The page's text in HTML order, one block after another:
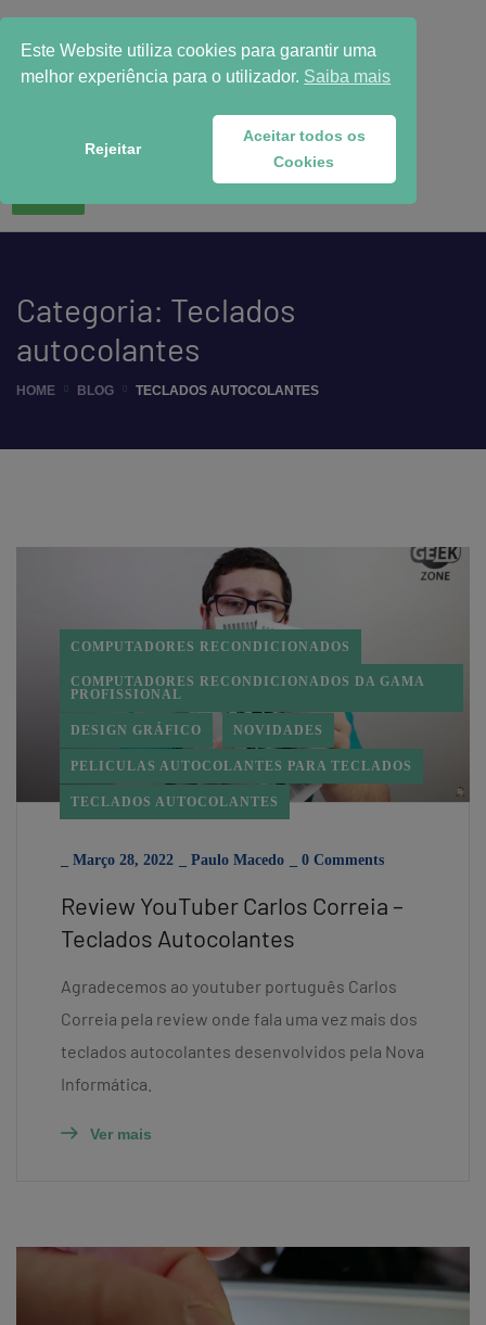
Categoria: Teclados
autocolantes
HOME BLOG TECLADOS AUTOCOLANTES
COMPUTADORES RECONDICIONADOS
COMPUTADORES RECONDICIONADOS DA GAMA
PROFISSIONAL
DESIGN GRÁFICO NOVIDADES
PELICULAS AUTOCOLANTES PARA TECLADOS
TECLADOS AUTOCOLANTES
Março 28, 2022 Paulo Macedo 0 Comments
Review YouTuber Carlos Correia –
Teclados Autocolantes
Agradecemos ao youtuber português Carlos
Correia pela review onde fala uma vez mais dos
teclados autocolantes desenvolvidos pela Nova
Informática.
Ver mais
Este Website utiliza cookies para garantir uma
melhor experiência para o utilizador. Saiba mais
Rejeitar
Aceitar todos os
Cookies